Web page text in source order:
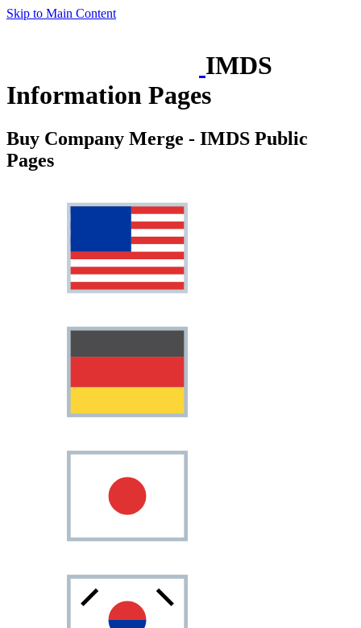
Skip to Main Content
IMDS
Information Pages
Buy Company Merge - IMDS Public
Pages